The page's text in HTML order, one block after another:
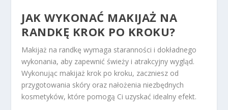
JAK WYKONAĆ MAKIJAŻ NA
RANDKĘ KROK PO KROKU?
Makijaż na randkę wymaga staranności i dokładnego
wykonania, aby zapewnić świeży i atrakcyjny wygląd.
Wykonując makijaż krok po kroku, zaczniesz od
przygotowania skóry oraz nałożenia niezbędnych
kosmetyków, które pomogą Ci uzyskać idealny efekt.